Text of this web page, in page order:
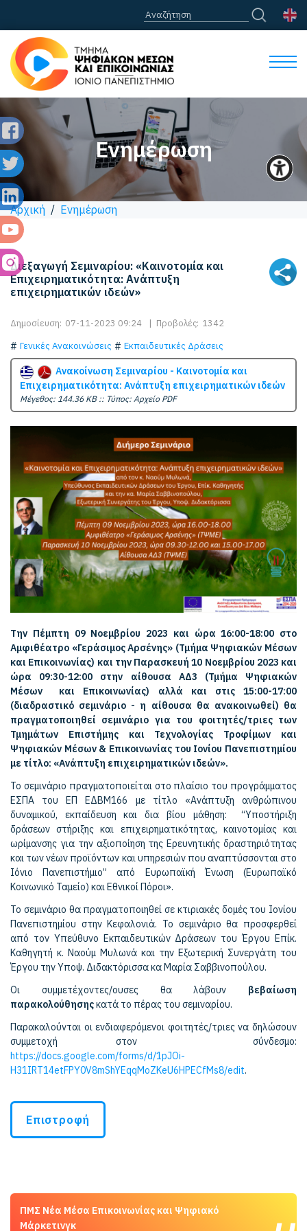
Ενημέρωση
Αρχική / Ενημέρωση
Διεξαγωγή Σεμιναρίου: «Καινοτομία και
Επιχειρηματικότητα: Ανάπτυξη
επιχειρηματικών ιδεών»
Δημοσίευση: 07-11-2023 09:24 | Προβολές: 1342
Γενικές Ανακοινώσεις Εκπαιδευτικές Δράσεις
Ανακοίνωση Σεμιναρίου - Καινοτομία και
Επιχειρηματικότητα: Ανάπτυξη επιχειρηματικών ιδεών
Mέγεθος: 144.36 KB :: Τύπος: Αρχείο PDF
Την Πέμπτη 09 Νοεμβρίου 2023 και ώρα 16:00-18:00 στο
Αμφιθέατρο «Γεράσιμος Αρσένης» (Τμήμα Ψηφιακών Μέσων
και Επικοινωνίας) και την Παρασκευή 10 Νοεμβρίου 2023 και
ώρα 09:30-12:00 στην αίθουσα ΑΔ3 (Τμήμα Ψηφιακών
Μέσων και Επικοινωνίας) αλλά και στις 15:00-17:00
(διαδραστικό σεμινάριο - η αίθουσα θα ανακοινωθεί) θα
πραγματοποιηθεί σεμινάριο για του φοιτητές/τριες των
Τμημάτων Επιστήμης και Τεχνολογίας Τροφίμων και
Ψηφιακών Μέσων & Επικοινωνίας του Ιονίου Πανεπιστημίου
με τίτλο: «Ανάπτυξη επιχειρηματικών ιδεών».
Το σεμινάριο πραγματοποιείται στο πλαίσιο του προγράμματος
ΕΣΠΑ του ΕΠ ΕΔΒΜ166 με τίτλο «Ανάπτυξη ανθρώπινου
δυναμικού, εκπαίδευση και δια βίου μάθηση: “Υποστήριξη
δράσεων στήριξης και επιχειρηματικότητας, καινοτομίας και
ωρίμανσης για την αξιοποίηση της Ερευνητικής δραστηριότητας
και των νέων προϊόντων και υπηρεσιών που αναπτύσσονται στο
Ιόνιο Πανεπιστήμιο” από Ευρωπαϊκή Ένωση (Ευρωπαϊκό
Κοινωνικό Ταμείο) και Εθνικοί Πόροι».
Το σεμινάριο θα πραγματοποιηθεί σε κτιριακές δομές του Ιονίου
Πανεπιστημίου στην Κεφαλονιά. Το σεμινάριο θα προσφερθεί
από τον Υπεύθυνο Εκπαιδευτικών Δράσεων του Έργου Επίκ.
Καθηγητή κ. Ναούμ Μυλωνά και την Εξωτερική Συνεργάτη του
Έργου την Υποψ. Διδακτόρισσα κα Μαρία Σαββινοπούλου.
Οι συμμετέχοντες/ουσες θα λάβουν βεβαίωση
παρακολούθησηςκατά το πέρας του σεμιναρίου.
Παρακαλούνται οι ενδιαφερόμενοι φοιτητές/τριες να δηλώσουν
συμμετοχή στον σύνδεσμο:
https://docs.google.com/forms/d/1pJOi-
H31IRT14etFPY0V8mShYEqqMoZKeU6HPECfMs8/edit.
Επιστροφή
ΠΜΣ Νέα Μέσα Επικοινωνίας και Ψηφιακό
Μάρκετινγκ